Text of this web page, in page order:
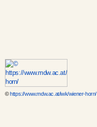
© https://www.mdw.ac.at/iwk/wiener-horn/